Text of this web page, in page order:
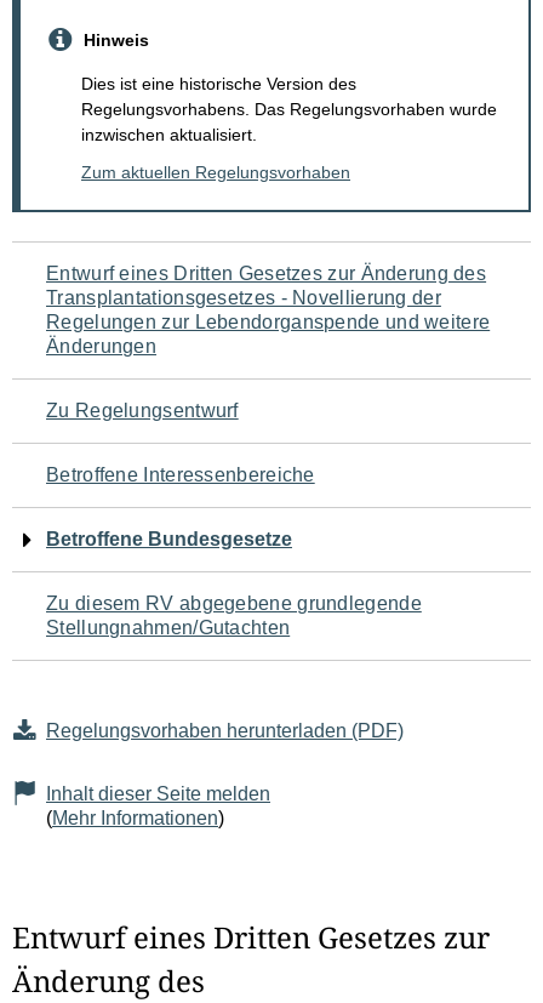
Hinweis
Dies ist eine historische Version des
Regelungsvorhabens. Das Regelungsvorhaben wurde
inzwischen aktualisiert.
Zum aktuellen Regelungsvorhaben
Navigation
für
den
Seiteninhalt
Entwurf eines Dritten Gesetzes zur Änderung des
Transplantationsgesetzes - Novellierung der
Regelungen zur Lebendorganspende und weitere
Änderungen
Zu Regelungsentwurf
Betroffene Interessenbereiche
Betroffene Bundesgesetze
Zu diesem RV abgegebene grundlegende
Stellungnahmen/Gutachten
Regelungsvorhaben herunterladen (PDF)
Inhalt dieser Seite melden
(Mehr Informationen)
Entwurf eines Dritten Gesetzes zur
Änderung des